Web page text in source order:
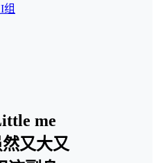
组
me
又大又